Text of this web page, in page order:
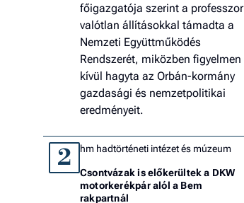
főigazgatója szerint a professzor
valótlan állításokkal támadta a
Nemzeti Együttműködés
Rendszerét, miközben figyelmen
kívül hagyta az Orbán-kormány
gazdasági és nemzetpolitikai
eredményeit.
2 hm hadtörténeti intézet és múzeum
Csontvázak is előkerültek a DKW
motorkerékpár alól a Bem
rakpartnál